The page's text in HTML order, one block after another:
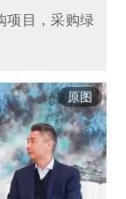
项目，采购绿
原图